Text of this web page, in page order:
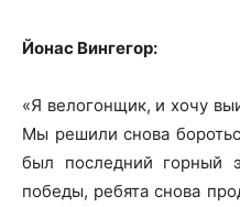
Йонас Вингегор:
«Я велогонщик, и хочу
Мы решили снова
был последний горный
победы, ребята снова